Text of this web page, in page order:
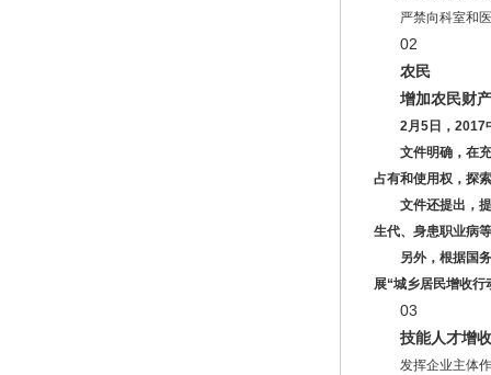
严禁向科室和
02
农民
增加农民财
2月5日，2017
文件明确，在
占有和使用权，探
文件还提出，
生代、身患职业病
另外，根据国
展“城乡居民增收
03
技能人才增收
发挥企业主体